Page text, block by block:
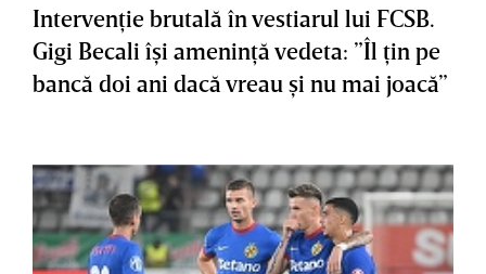
Intervenţie brutală în vestiarul lui FCSB.
Gigi Becali îşi ameninţă vedeta: ”Îl ţin pe
bancă doi ani dacă vreau şi nu mai joacă”